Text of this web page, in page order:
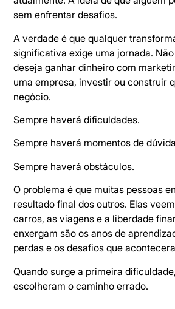
sem enfrentar desafios.
A verdade é que qualquer
significativa exige uma jornada.
deseja ganhar dinheiro com
uma empresa, investir ou construir
negócio.
Sempre haverá dificuldades.
Sempre haverá momentos de
Sempre haverá obstáculos.
O problema é que muitas pessoas
resultado final dos outros. Elas
carros, as viagens e a liberdade
enxergam são os anos de
perdas e os desafios que
Quando surge a primeira
escolheram o caminho errado.